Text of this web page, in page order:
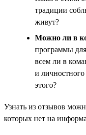
традиции
живут?
Можно ли в
программы для
всем ли в
и
этого?
Узнать из отзывов
которых нет на